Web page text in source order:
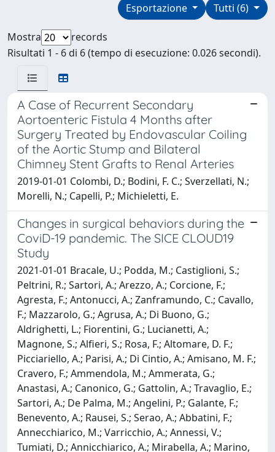
Tutti (6)
Esportazione
Mostra
records
Risultati 1 - 6 di 6 (tempo di esecuzione: 0.026 secondi).
A Case of Recurrent Secondary
Aortoenteric Fistula 4 Months after
Surgery Treated by Endovascular Coiling
of the Aortic Stump and Bilateral
Chimney Stent Grafts to Renal Arteries
2019-01-01 Colombi, D.; Bodini, F. C.; Sverzellati, N.;
Morelli, N.; Capelli, P.; Michieletti, E.
Changes in surgical behaviors during the
CoviD-19 pandemic. The SICE CLOUD19
Study
2021-01-01 Bracale, U.; Podda, M.; Castiglioni, S.;
Peltrini, R.; Sartori, A.; Arezzo, A.; Corcione, F.;
Agresta, F.; Antonucci, A.; Zanframundo, C.; Cavallo,
F.; Mazzarolo, G.; Agrusa, A.; Di Buono, G.;
Aldrighetti, L.; Fiorentini, G.; Lucianetti, A.;
Magnone, S.; Alfieri, S.; Rosa, F.; Altomare, D. F.;
Picciariello, A.; Parisi, A.; Di Cintio, A.; Amisano, M. F.;
Cravero, F.; Ammendola, M.; Ammerata, G.;
Anastasi, A.; Canonico, G.; Gattolin, A.; Travaglio, E.;
Sartori, A.; De Palma, M.; Angelini, P.; Galante, F.;
Benevento, A.; Rausei, S.; Serao, A.; Abbatini, F.;
Annecchiarico, M.; Varricchio, A.; Annessi, V.;
Tumiati, D.; Annicchiarico, A.; Mirabella, A.; Marino,